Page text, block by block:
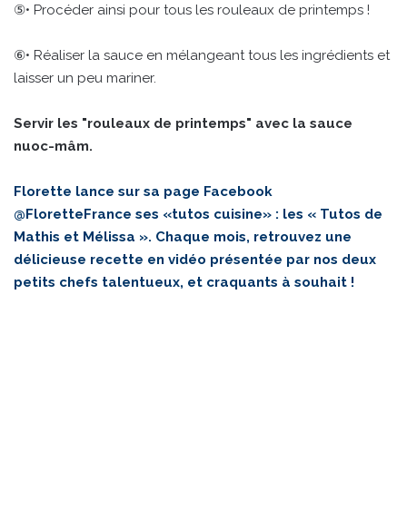
⑤• Procéder ainsi pour tous les rouleaux de printemps !
⑥• Réaliser la sauce en mélangeant tous les ingrédients et
laisser un peu mariner.
Servir les "rouleaux de printemps" avec la sauce
nuoc-mâm.
Florette lance sur sa page Facebook
@FloretteFrance ses «tutos cuisine» : les « Tutos de
Mathis et Mélissa ». Chaque mois, retrouvez une
délicieuse recette en vidéo présentée par nos deux
petits chefs talentueux, et craquants à souhait !